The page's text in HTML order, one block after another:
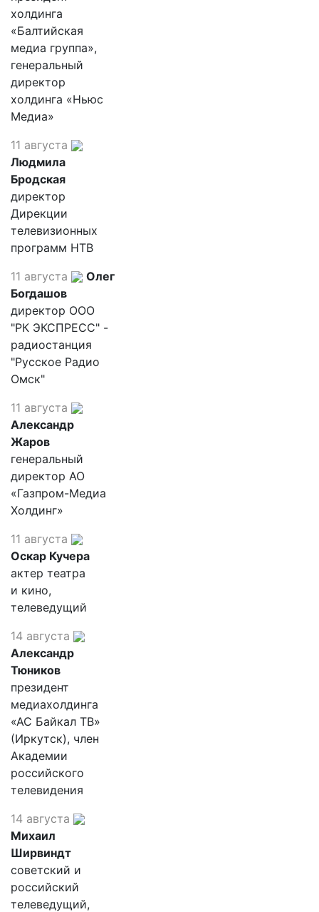
холдинга
«Балтийская
медиа группа»,
генеральный
директор
холдинга «Ньюс
Медиа»
11 августа
Людмила
Бродская
директор
Дирекции
телевизионных
программ НТВ
11 августа
Олег
Богдашов
директор ООО
"РК ЭКСПРЕСС" -
радиостанция
"Русское Радио
Омск"
11 августа
Александр
Жаров
генеральный
директор АО
«Газпром-Медиа
Холдинг»
11 августа
Оскар Кучера
актер театра
и кино,
телеведущий
14 августа
Александр
Тюников
президент
медиахолдинга
«АС Байкал ТВ»
(Иркутск), член
Академии
российского
телевидения
14 августа
Михаил
Ширвиндт
советский и
российский
телеведущий,